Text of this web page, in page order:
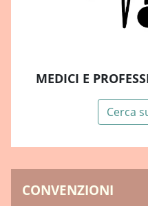
MEDICI E
Cerca
CONVENZIONI